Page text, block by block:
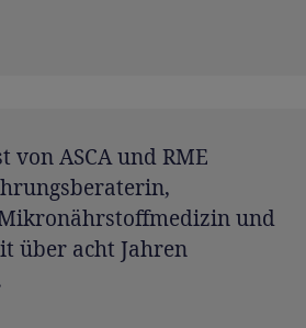
von ASCA und RME
und
über acht Jahren